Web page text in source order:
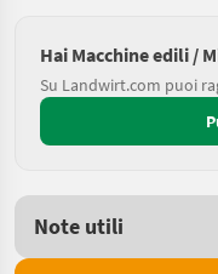
Hai Macchine edili /
Su Landwirt.com puoi
Note utili